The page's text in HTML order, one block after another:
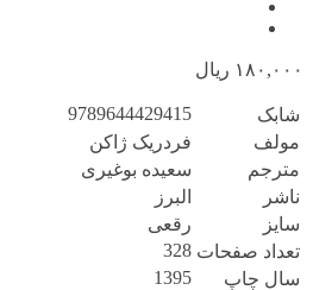
۱۸۰,۰۰۰ ریال
شابک
9789644429415
مولف
فردریک ژاکن
مترجم
سعیده بوغیری
ناشر
البرز
سایز
رقعی
تعداد صفحات 328
سال چاپ
1395